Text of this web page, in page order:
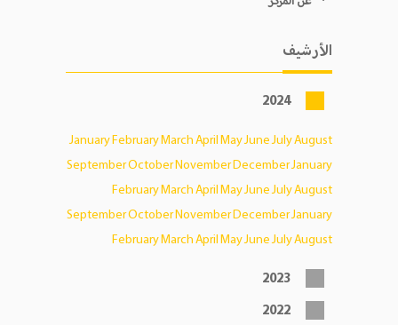
الأرشيف
2024
JanuaryFebruaryMarchAprilMayJuneJulyAugust
SeptemberOctoberNovemberDecemberJanuary
FebruaryMarchAprilMayJuneJulyAugust
SeptemberOctoberNovemberDecemberJanuary
FebruaryMarchAprilMayJuneJulyAugust
2023
2022